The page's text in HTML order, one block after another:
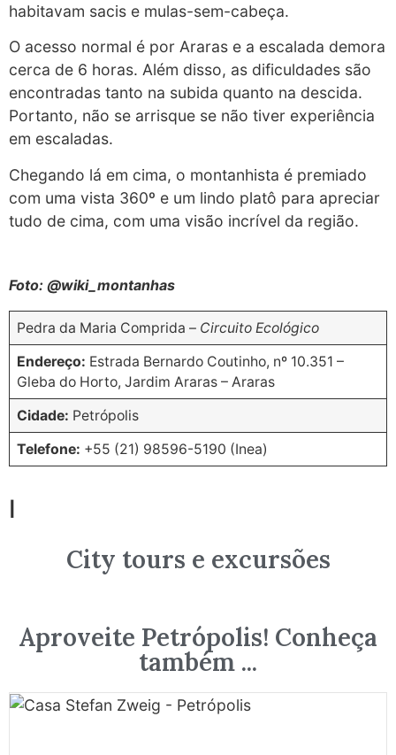
habitavam sacis e mulas-sem-cabeça.
O acesso normal é por Araras e a escalada demora
cerca de 6 horas. Além disso, as dificuldades são
encontradas tanto na subida quanto na descida.
Portanto, não se arrisque se não tiver experiência
em escaladas.
Chegando lá em cima, o montanhista é premiado
com uma vista 360º e um lindo platô para apreciar
tudo de cima, com uma visão incrível da região.
Foto: @wiki_montanhas
Pedra da Maria Comprida – Circuito Ecológico
Endereço: Estrada Bernardo Coutinho, nº 10.351 –
Gleba do Horto, Jardim Araras – Araras
Cidade: Petrópolis
Telefone: +55 (21) 98596-5190 (Inea)
I
City tours e excursões
Aproveite Petrópolis! Conheça
também ...